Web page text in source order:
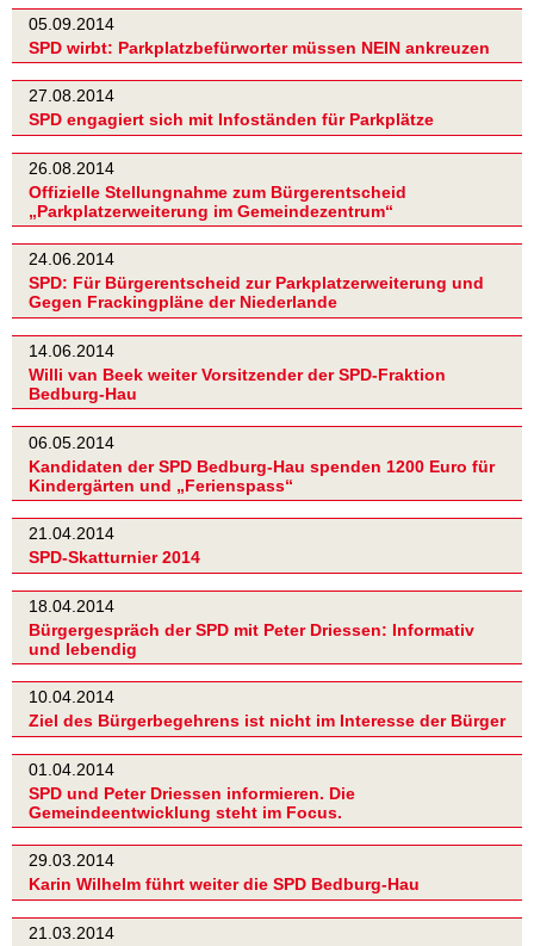
05.09.2014
SPD wirbt: Parkplatzbefürworter müssen NEIN ankreuzen
27.08.2014
SPD engagiert sich mit Infoständen für Parkplätze
26.08.2014
Offizielle Stellungnahme zum Bürgerentscheid
„Parkplatzerweiterung im Gemeindezentrum“
24.06.2014
SPD: Für Bürgerentscheid zur Parkplatzerweiterung und
Gegen Frackingpläne der Niederlande
14.06.2014
Willi van Beek weiter Vorsitzender der SPD-Fraktion
Bedburg-Hau
06.05.2014
Kandidaten der SPD Bedburg-Hau spenden 1200 Euro für
Kindergärten und „Ferienspass“
21.04.2014
SPD-Skatturnier 2014
18.04.2014
Bürgergespräch der SPD mit Peter Driessen: Informativ
und lebendig
10.04.2014
Ziel des Bürgerbegehrens ist nicht im Interesse der Bürger
01.04.2014
SPD und Peter Driessen informieren. Die
Gemeindeentwicklung steht im Focus.
29.03.2014
Karin Wilhelm führt weiter die SPD Bedburg-Hau
21.03.2014